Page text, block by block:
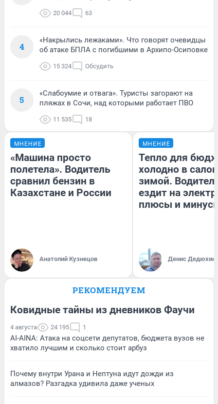
20 044 63
4
«Накрылись лежаками». Что говорят очевидцы
об атаке БПЛА с погибшими в Архипо-Осиповке
15 324 Обсудить
5
«Слабоумие и отвага». Туристы загорают на
пляжах в Сочи, над которыми работает ПВО
11 535 18
МНЕНИЕ
«Машина просто
полетела». Водитель
сравнил бензин в
Казахстане и России
Анатолий Кузнецов
МНЕНИЕ
Тепло для
холодно в
зимой.
ездит на
плюсы и
Денис Дедюхин
РЕКОМЕНДУЕМ
Ковидные тайны из дневников Фаучи
4 августа 24 195 1
AI-AINA: Атака на соцсети депутатов, бюджета вузов не
хватило лучшим и сколько стоит арбуз
Почему внутри Урана и Нептуна идут дожди из
алмазов? Разгадка удивила даже ученых